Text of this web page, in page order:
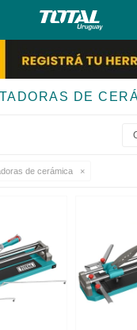
DE
de cerámica